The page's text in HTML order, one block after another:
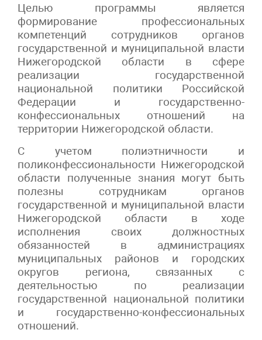
Целью программы является
формирование профессиональных
компетенций сотрудников органов
государственной и муниципальной власти
Нижегородской области в сфере
реализации государственной
национальной политики Российской
Федерации и государственно-
конфессиональных отношений на
территории Нижегородской области.
С учетом полиэтничности и
поликонфессиональности Нижегородской
области полученные знания могут быть
полезны сотрудникам органов
государственной и муниципальной власти
Нижегородской области в ходе
исполнения своих должностных
обязанностей в администрациях
муниципальных районов и городских
округов региона, связанных с
деятельностью по реализации
государственной национальной политики
и государственно-конфессиональных
отношений.